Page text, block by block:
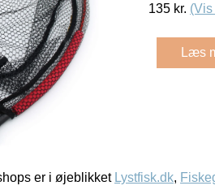
135 kr.
Læs
er i øjeblikket Lystfisk.dk,